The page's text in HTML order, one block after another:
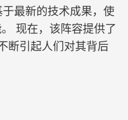
最新的技术成果，使
现在，该阵容提供了
断引起人们对其背后